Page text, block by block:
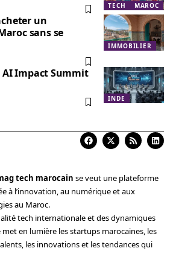
TECH MAROC
IMMOBILIER
un
sans se
INDE
AI Impact Summit
tech marocain se veut une plateforme
à l’innovation, au numérique et aux
au Maroc.
tech internationale et des dynamiques
met en lumière les startups marocaines, les
les innovations et les tendances qui